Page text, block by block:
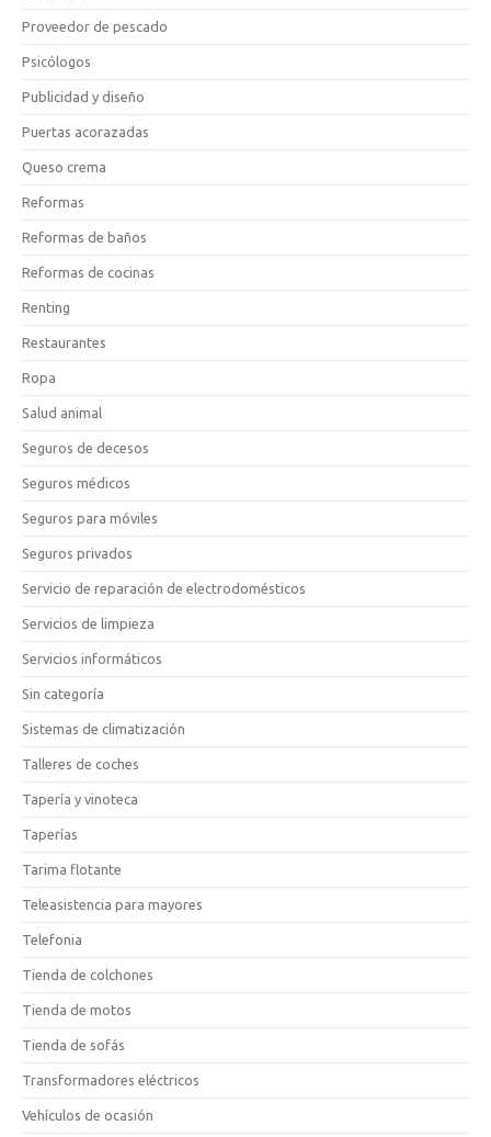
Proveedor de pescado
Psicólogos
Publicidad y diseño
Puertas acorazadas
Queso crema
Reformas
Reformas de baños
Reformas de cocinas
Renting
Restaurantes
Ropa
Salud animal
Seguros de decesos
Seguros médicos
Seguros para móviles
Seguros privados
Servicio de reparación de electrodomésticos
Servicios de limpieza
Servicios informáticos
Sin categoría
Sistemas de climatización
Talleres de coches
Tapería y vinoteca
Taperías
Tarima flotante
Teleasistencia para mayores
Telefonia
Tienda de colchones
Tienda de motos
Tienda de sofás
Transformadores eléctricos
Vehículos de ocasión